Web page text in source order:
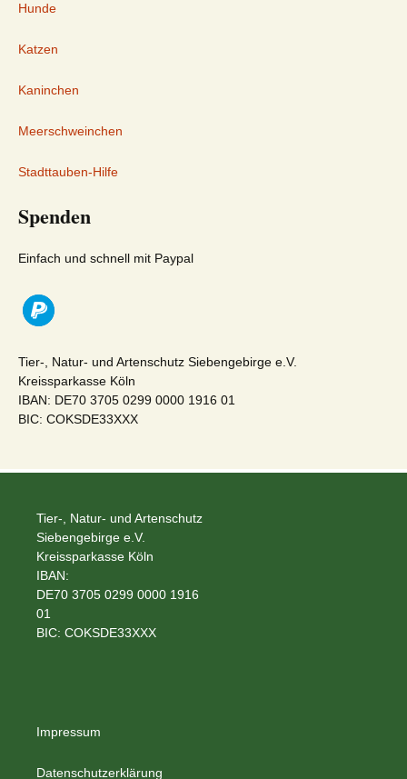
Hunde
Katzen
Kaninchen
Meerschweinchen
Stadttauben-Hilfe
Spenden
Einfach und schnell mit Paypal
Tier-, Natur- und Artenschutz Siebengebirge e.V.
Kreissparkasse Köln
IBAN: DE70 3705 0299 0000 1916 01
BIC: COKSDE33XXX
Tier-, Natur- und Artenschutz
Siebengebirge e.V.
Kreissparkasse Köln
IBAN:
DE70 3705 0299 0000 1916
01
BIC: COKSDE33XXX
Impressum
Datenschutzerklärung